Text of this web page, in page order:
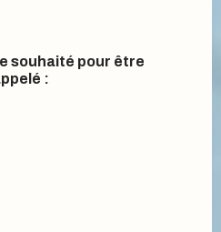
souhaité pour être
: